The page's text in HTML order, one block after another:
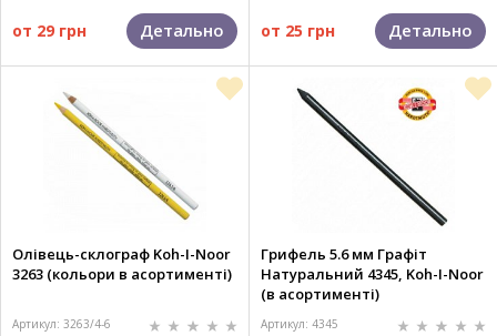
от 29 грн Детально от 25 грн Детально
Олівець-склограф Koh-I-Noor
3263 (кольори в асортименті)
Артикул: 3263/4-6
Грифель 5.6 мм Графіт
Натуральний 4345, Koh-I-Noor
(в асортименті)
Артикул: 4345